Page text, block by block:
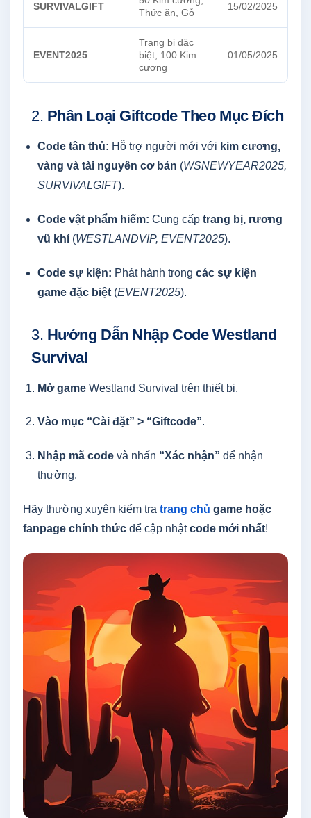
SURVIVALGIFT
Thức ăn, Gỗ
15/02/2025
EVENT2025
Trang bị đặc
biệt, 100 Kim
cương
01/05/2025
2. Phân Loại Giftcode Theo Mục Đích
Code tân thủ: Hỗ trợ người mới với kim cương,
vàng và tài nguyên cơ bản (WSNEWYEAR2025,
SURVIVALGIFT).
Code vật phẩm hiếm: Cung cấp trang bị, rương
vũ khí(WESTLANDVIP, EVENT2025).
Code sự kiện: Phát hành trong các sự kiện
game đặc biệt(EVENT2025).
3. Hướng Dẫn Nhập Code Westland
Survival
Mở gameWestland Survival trên thiết bị.
Vào mục “Cài đặt” > “Giftcode”.
Nhập mã codevà nhấn “Xác nhận” để nhận
thưởng.
Hãy thường xuyên kiểm tra trang chủ game hoặc
fanpage chính thức để cập nhậtcode mới nhất!